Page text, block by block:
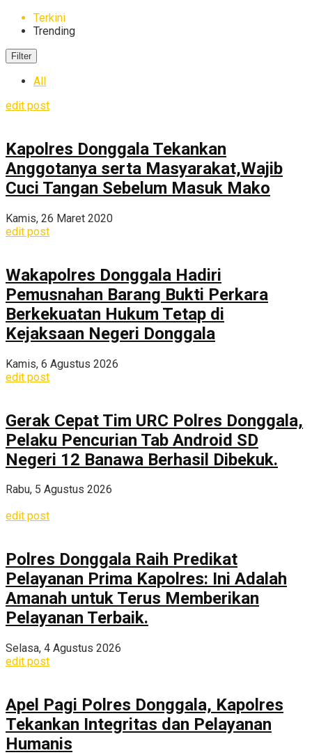
Terkini
Trending
Filter
All
edit post
Kapolres Donggala Tekankan
Anggotanya serta Masyarakat,Wajib
Cuci Tangan Sebelum Masuk Mako
Kamis, 26 Maret 2020
edit post
Wakapolres Donggala Hadiri
Pemusnahan Barang Bukti Perkara
Berkekuatan Hukum Tetap di
Kejaksaan Negeri Donggala
Kamis, 6 Agustus 2026
edit post
Gerak Cepat Tim URC Polres Donggala,
Pelaku Pencurian Tab Android SD
Negeri 12 Banawa Berhasil Dibekuk.
Rabu, 5 Agustus 2026
edit post
Polres Donggala Raih Predikat
Pelayanan Prima Kapolres: Ini Adalah
Amanah untuk Terus Memberikan
Pelayanan Terbaik.
Selasa, 4 Agustus 2026
edit post
Apel Pagi Polres Donggala, Kapolres
Tekankan Integritas dan Pelayanan
Humanis